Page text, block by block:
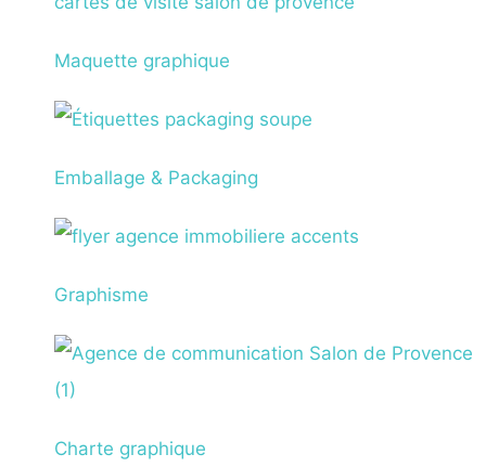
Maquette graphique
Emballage & Packaging
Graphisme
Charte graphique